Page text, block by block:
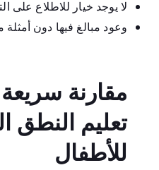
لا يوجد خيار للاطلاع على
وعود مبالغ فيها دون
مقارنة
تعليم النطق
للأطفال